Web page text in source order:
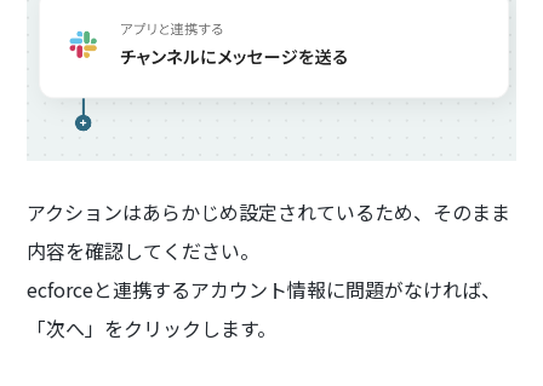
アクションはあらかじめ設定されているため、そのまま
内容を確認してください。
ecforceと連携するアカウント情報に問題がなければ、
「次へ」をクリックします。